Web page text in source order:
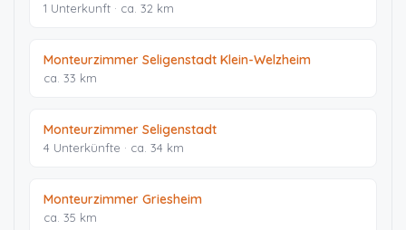
1 Unterkunft · ca. 32 km
Monteurzimmer Seligenstadt Klein-Welzheim
ca. 33 km
Monteurzimmer Seligenstadt
4 Unterkünfte · ca. 34 km
Monteurzimmer Griesheim
ca. 35 km